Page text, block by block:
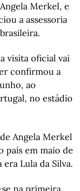
Merkel, e
a assessoria
visita oficial vai
confirmou a
ao
no estádio
Angela Merkel
país em maio de
Lula da Silva.